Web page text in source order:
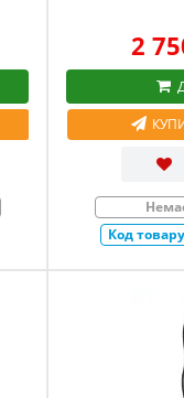
2
Код